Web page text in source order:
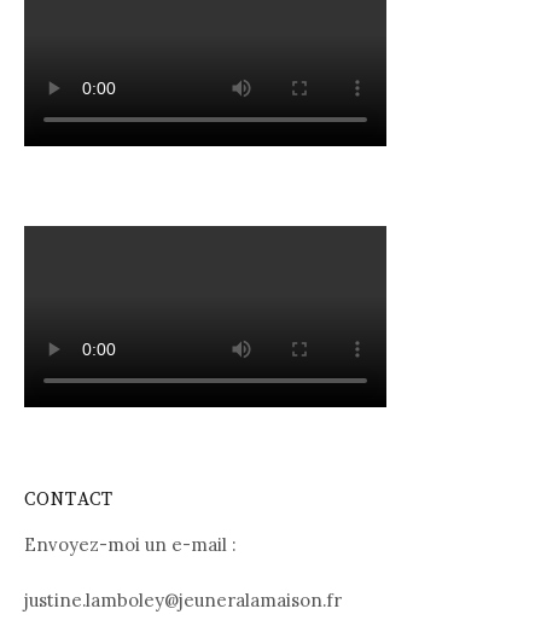
CONTACT
Envoyez-moi un e-mail :
justine.lamboley@jeuneralamaison.fr